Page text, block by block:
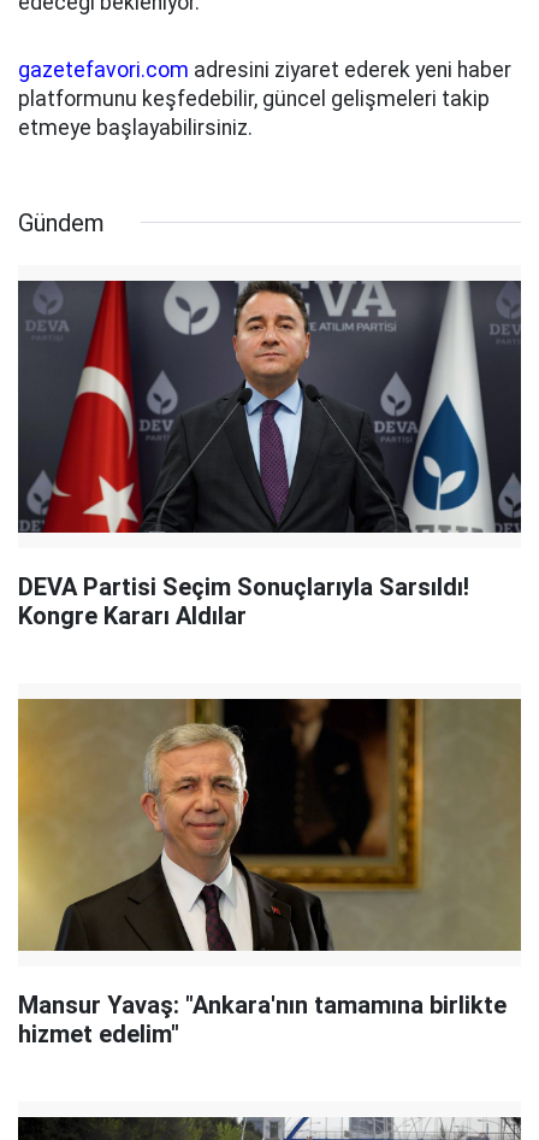
gazetefavori.com adresini ziyaret ederek yeni haber
platformunu keşfedebilir, güncel gelişmeleri takip
etmeye başlayabilirsiniz.
Gündem
DEVA Partisi Seçim Sonuçlarıyla Sarsıldı!
Kongre Kararı Aldılar
Mansur Yavaş: "Ankara'nın tamamına birlikte
hizmet edelim"